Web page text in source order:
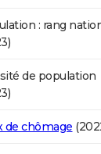
: rang
de population
de chômage